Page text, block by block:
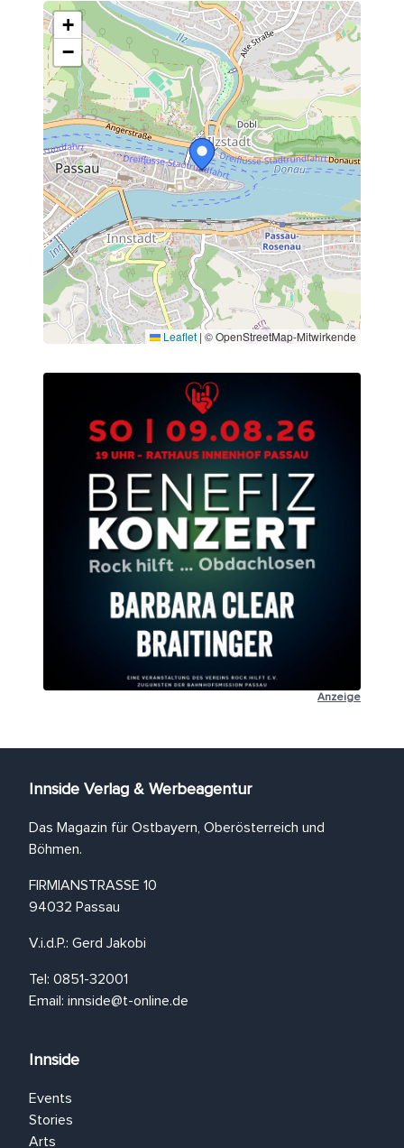
+
−
Leaflet | © OpenStreetMap-Mitwirkende
Anzeige
Innside Verlag & Werbeagentur
Das Magazin für Ostbayern, Oberösterreich und
Böhmen.
FIRMIANSTRASSE 10
94032 Passau
V.i.d.P.: Gerd Jakobi
Tel: 0851-32001
Email: innside@t-online.de
Innside
Events
Stories
Arts